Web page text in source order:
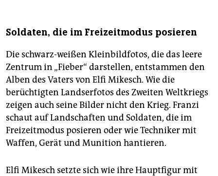
Soldaten, die im Freizeitmodus posieren
Die schwarz-weißen Kleinbildfotos, die das leere
Zentrum in „Fieber“ darstellen, entstammen den
Alben des Vaters von Elfi Mikesch. Wie die
berüchtigten Landserfotos des Zweiten Weltkriegs
zeigen auch seine Bilder nicht den Krieg. Franzi
schaut auf Landschaften und Soldaten, die im
Freizeitmodus posieren oder wie Techniker mit
Waffen, Gerät und Munition hantieren.
Elfi Mikesch setzte sich wie ihre Hauptfigur mit